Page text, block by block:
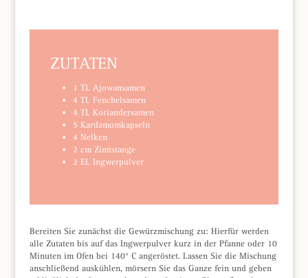
ZUTATEN
1 TL Ajowansamen
4 TL Fenchelsamen
4 TL Koriandersamen
5 Kardamomkapseln
4 Nelken
2 cm Zimtstange
2 EL Ingwerpulver
Bereiten Sie zunächst die Gewürzmischung zu: Hierfür werden
alle Zutaten bis auf das Ingwerpulver kurz in der Pfanne oder 10
Minuten im Ofen bei 140° C angeröstet. Lassen Sie die Mischung
anschließend auskühlen, mörsern Sie das Ganze fein und geben